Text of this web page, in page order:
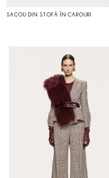
SACOU DIN STOFĂ ÎN CAROURI